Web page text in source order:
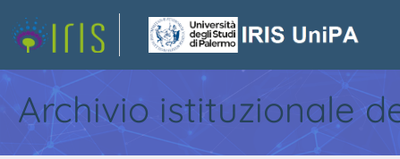
Archivio istituzionale